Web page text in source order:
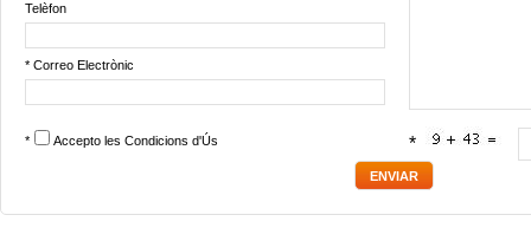
Telèfon
* Correo Electrònic
* Accepto les Condicions d'Ús *